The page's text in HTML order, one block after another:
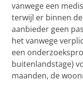
vanwege een
terwijl er binnen
aanbieder geen
het vanwege
een
buitenlandstage)
maanden, de